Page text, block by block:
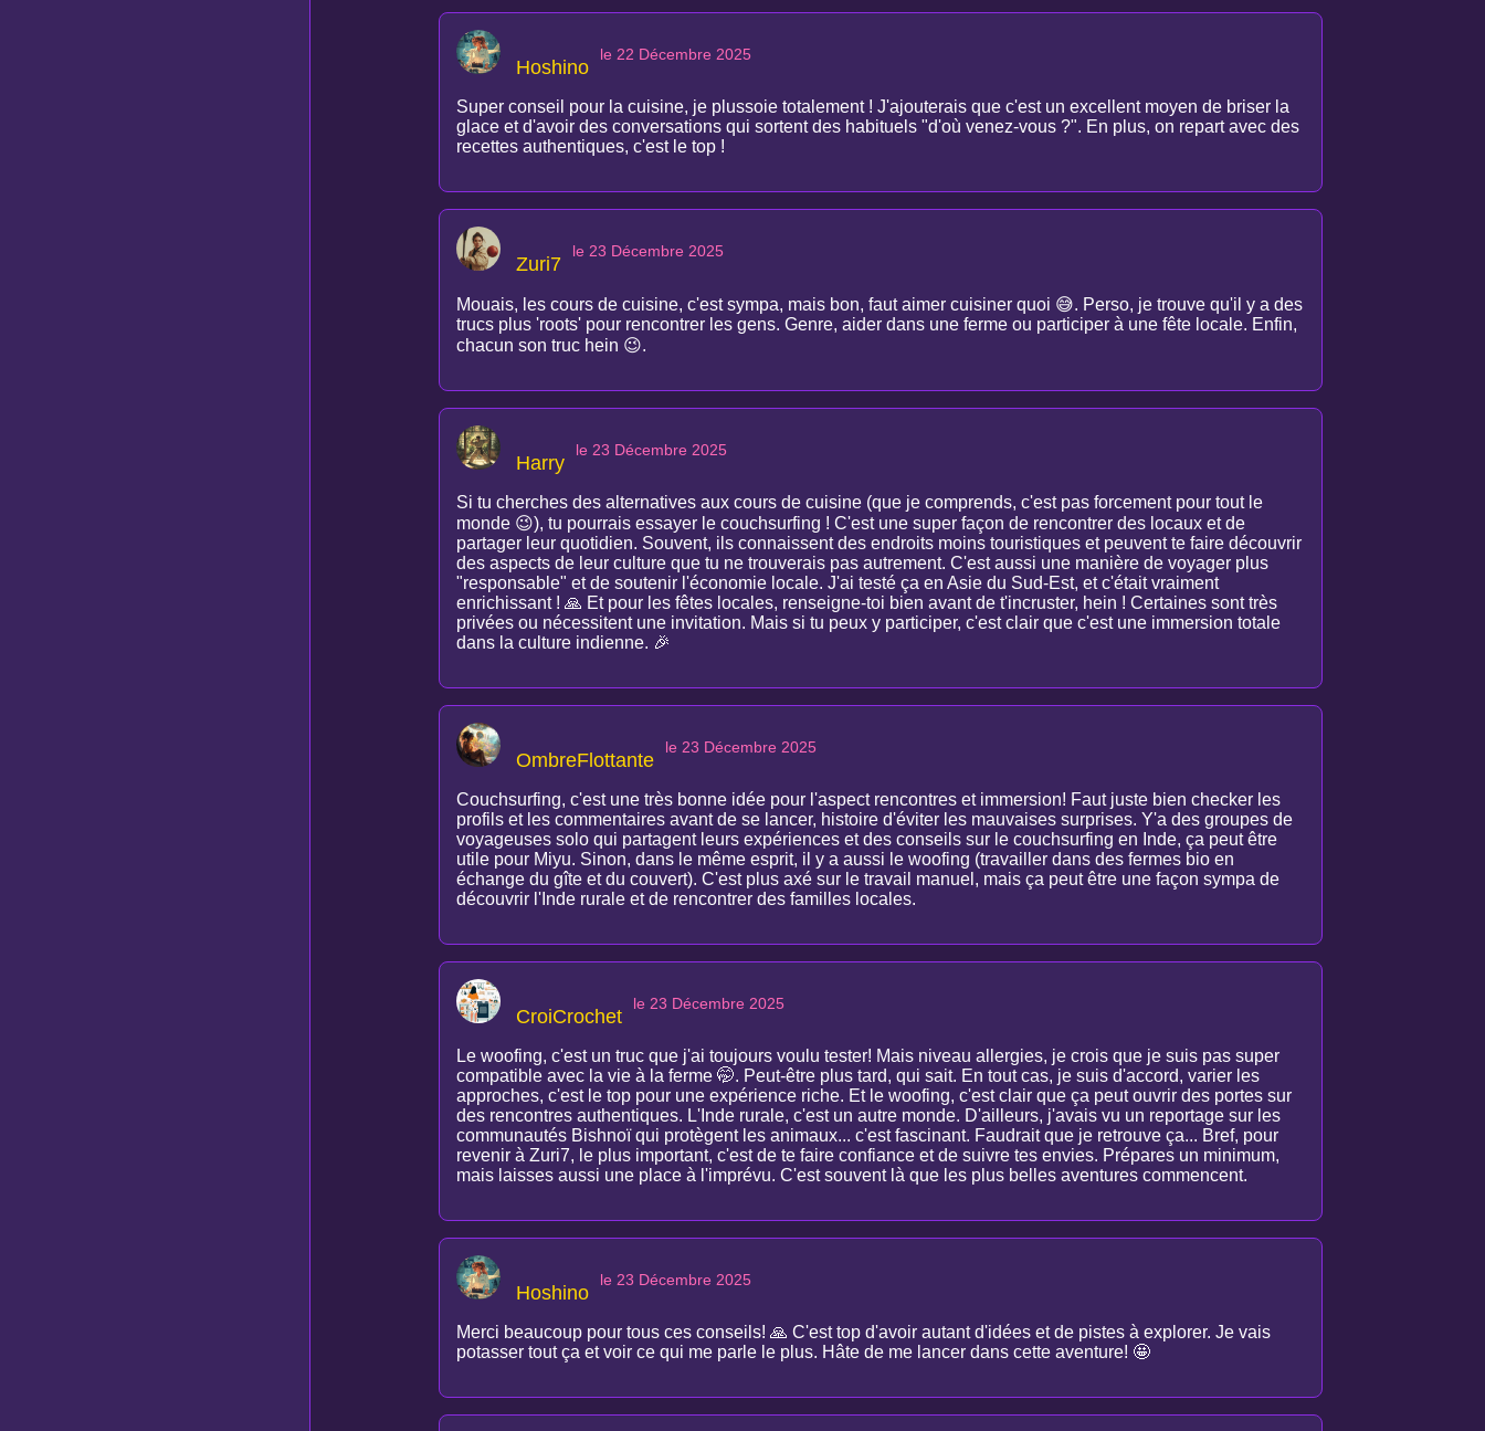
Hoshino
le 22 Décembre 2025
Super conseil pour la cuisine, je plussoie totalement ! J'ajouterais que c'est un excellent moyen de briser la
glace et d'avoir des conversations qui sortent des habituels "d'où venez-vous ?". En plus, on repart avec des
recettes authentiques, c'est le top !
Zuri7
le 23 Décembre 2025
Mouais, les cours de cuisine, c'est sympa, mais bon, faut aimer cuisiner quoi 😅. Perso, je trouve qu'il y a des
trucs plus 'roots' pour rencontrer les gens. Genre, aider dans une ferme ou participer à une fête locale. Enfin,
chacun son truc hein 😉.
Harry
le 23 Décembre 2025
Si tu cherches des alternatives aux cours de cuisine (que je comprends, c'est pas forcement pour tout le
monde 😉), tu pourrais essayer le couchsurfing ! C'est une super façon de rencontrer des locaux et de
partager leur quotidien. Souvent, ils connaissent des endroits moins touristiques et peuvent te faire découvrir
des aspects de leur culture que tu ne trouverais pas autrement. C'est aussi une manière de voyager plus
"responsable" et de soutenir l'économie locale. J'ai testé ça en Asie du Sud-Est, et c'était vraiment
enrichissant ! 🙏 Et pour les fêtes locales, renseigne-toi bien avant de t'incruster, hein ! Certaines sont très
privées ou nécessitent une invitation. Mais si tu peux y participer, c'est clair que c'est une immersion totale
dans la culture indienne. 🎉
OmbreFlottante
le 23 Décembre 2025
Couchsurfing, c'est une très bonne idée pour l'aspect rencontres et immersion! Faut juste bien checker les
profils et les commentaires avant de se lancer, histoire d'éviter les mauvaises surprises. Y'a des groupes de
voyageuses solo qui partagent leurs expériences et des conseils sur le couchsurfing en Inde, ça peut être
utile pour Miyu. Sinon, dans le même esprit, il y a aussi le woofing (travailler dans des fermes bio en
échange du gîte et du couvert). C'est plus axé sur le travail manuel, mais ça peut être une façon sympa de
découvrir l'Inde rurale et de rencontrer des familles locales.
CroiCrochet
le 23 Décembre 2025
Le woofing, c'est un truc que j'ai toujours voulu tester! Mais niveau allergies, je crois que je suis pas super
compatible avec la vie à la ferme 🤭. Peut-être plus tard, qui sait. En tout cas, je suis d'accord, varier les
approches, c'est le top pour une expérience riche. Et le woofing, c'est clair que ça peut ouvrir des portes sur
des rencontres authentiques. L'Inde rurale, c'est un autre monde. D'ailleurs, j'avais vu un reportage sur les
communautés Bishnoï qui protègent les animaux... c'est fascinant. Faudrait que je retrouve ça... Bref, pour
revenir à Zuri7, le plus important, c'est de te faire confiance et de suivre tes envies. Prépares un minimum,
mais laisses aussi une place à l'imprévu. C'est souvent là que les plus belles aventures commencent.
Hoshino
le 23 Décembre 2025
Merci beaucoup pour tous ces conseils! 🙏 C'est top d'avoir autant d'idées et de pistes à explorer. Je vais
potasser tout ça et voir ce qui me parle le plus. Hâte de me lancer dans cette aventure! 🤩